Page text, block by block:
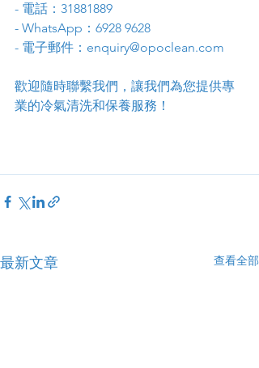
- 電話：31881889
- WhatsApp：6928 9628
- 電子郵件：enquiry@opoclean.com
歡迎隨時聯繫我們，讓我們為您提供專
業的冷氣清洗和保養服務！
最新文章 查看全部